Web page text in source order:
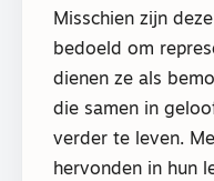
Misschien zijn
bedoeld om
dienen ze als
die samen in
verder te leven.
hervonden in hun